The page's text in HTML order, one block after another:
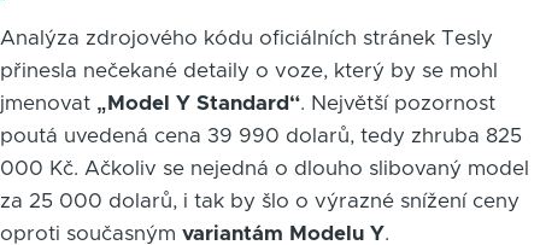
Analýza zdrojového kódu oficiálních stránek Tesly
přinesla nečekané detaily o voze, který by se mohl
jmenovat „Model Y Standard“. Největší pozornost
poutá uvedená cena 39 990 dolarů, tedy zhruba 825
000 Kč. Ačkoliv se nejedná o dlouho slibovaný model
za 25 000 dolarů, i tak by šlo o výrazné snížení ceny
oproti současným variantám Modelu Y.